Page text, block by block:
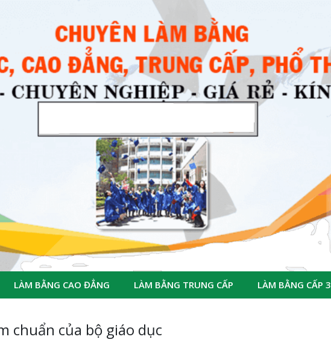
LÀM BẰNG CAO ĐẲNG LÀM BẰNG TRUNG CẤP LÀM BẰNG CẤP 3
chuẩn của bộ giáo dục